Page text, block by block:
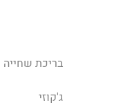
בריכת שחייה
ג'קוזי